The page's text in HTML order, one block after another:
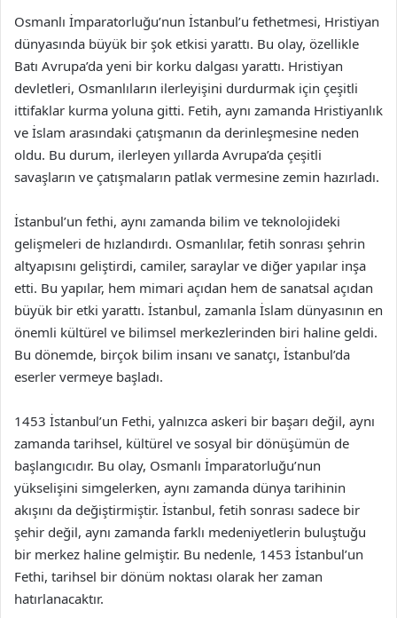
Osmanlı İmparatorluğu’nun İstanbul’u fethetmesi, Hristiyan
dünyasında büyük bir şok etkisi yarattı. Bu olay, özellikle
Batı Avrupa’da yeni bir korku dalgası yarattı. Hristiyan
devletleri, Osmanlıların ilerleyişini durdurmak için çeşitli
ittifaklar kurma yoluna gitti. Fetih, aynı zamanda Hristiyanlık
ve İslam arasındaki çatışmanın da derinleşmesine neden
oldu. Bu durum, ilerleyen yıllarda Avrupa’da çeşitli
savaşların ve çatışmaların patlak vermesine zemin hazırladı.
İstanbul’un fethi, aynı zamanda bilim ve teknolojideki
gelişmeleri de hızlandırdı. Osmanlılar, fetih sonrası şehrin
altyapısını geliştirdi, camiler, saraylar ve diğer yapılar inşa
etti. Bu yapılar, hem mimari açıdan hem de sanatsal açıdan
büyük bir etki yarattı. İstanbul, zamanla İslam dünyasının en
önemli kültürel ve bilimsel merkezlerinden biri haline geldi.
Bu dönemde, birçok bilim insanı ve sanatçı, İstanbul’da
eserler vermeye başladı.
1453 İstanbul’un Fethi, yalnızca askeri bir başarı değil, aynı
zamanda tarihsel, kültürel ve sosyal bir dönüşümün de
başlangıcıdır. Bu olay, Osmanlı İmparatorluğu’nun
yükselişini simgelerken, aynı zamanda dünya tarihinin
akışını da değiştirmiştir. İstanbul, fetih sonrası sadece bir
şehir değil, aynı zamanda farklı medeniyetlerin buluştuğu
bir merkez haline gelmiştir. Bu nedenle, 1453 İstanbul’un
Fethi, tarihsel bir dönüm noktası olarak her zaman
hatırlanacaktır.